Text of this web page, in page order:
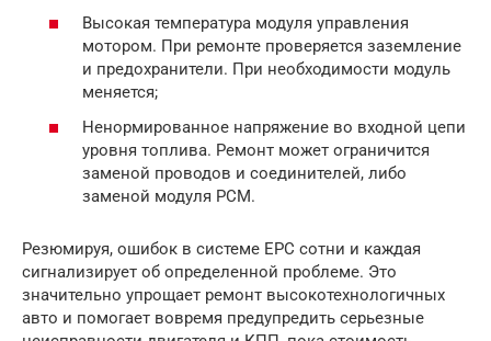
Высокая температура модуля управления
мотором. При ремонте проверяется заземление
и предохранители. При необходимости модуль
меняется;
Ненормированное напряжение во входной цепи
уровня топлива. Ремонт может ограничится
заменой проводов и соединителей, либо
заменой модуля РСМ.
Резюмируя, ошибок в системе EPC сотни и каждая
сигнализирует об определенной проблеме. Это
значительно упрощает ремонт высокотехнологичных
авто и помогает вовремя предупредить серьезные